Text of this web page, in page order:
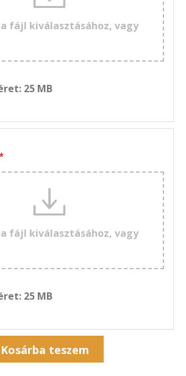
fájl kiválasztásához, vagy
25 MB
fájl kiválasztásához, vagy
25 MB
Kosárba teszem